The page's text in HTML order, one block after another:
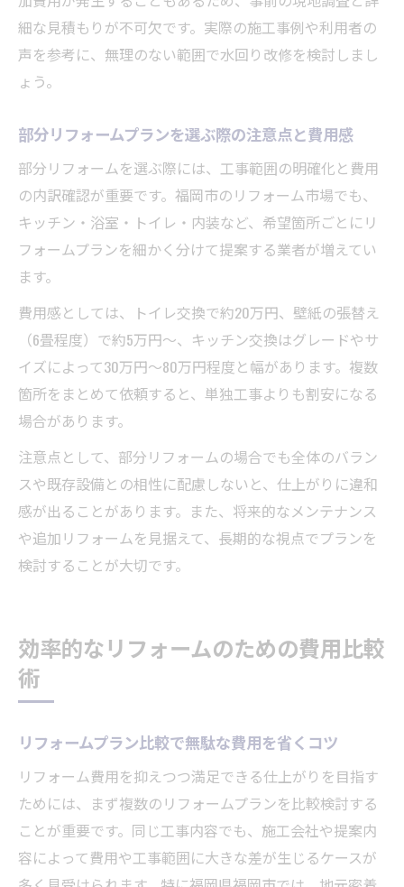
細な見積もりが不可欠です。実際の施工事例や利用者の
声を参考に、無理のない範囲で水回り改修を検討しまし
ょう。
部分リフォームプランを選ぶ際の注意点と費用感
部分リフォームを選ぶ際には、工事範囲の明確化と費用
の内訳確認が重要です。福岡市のリフォーム市場でも、
キッチン・浴室・トイレ・内装など、希望箇所ごとにリ
フォームプランを細かく分けて提案する業者が増えてい
ます。
費用感としては、トイレ交換で約20万円、壁紙の張替え
（6畳程度）で約5万円～、キッチン交換はグレードやサ
イズによって30万円～80万円程度と幅があります。複数
箇所をまとめて依頼すると、単独工事よりも割安になる
場合があります。
注意点として、部分リフォームの場合でも全体のバラン
スや既存設備との相性に配慮しないと、仕上がりに違和
感が出ることがあります。また、将来的なメンテナンス
や追加リフォームを見据えて、長期的な視点でプランを
検討することが大切です。
効率的なリフォームのための費用比較
術
リフォームプラン比較で無駄な費用を省くコツ
リフォーム費用を抑えつつ満足できる仕上がりを目指す
ためには、まず複数のリフォームプランを比較検討する
ことが重要です。同じ工事内容でも、施工会社や提案内
容によって費用や工事範囲に大きな差が生じるケースが